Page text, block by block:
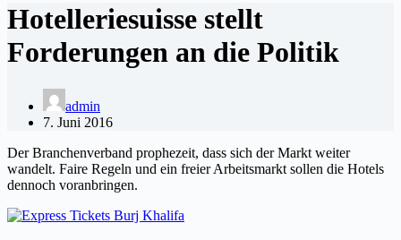
Hotelleriesuisse stellt
Forderungen an die Politik
admin
7. Juni 2016
Der Branchenverband prophezeit, dass sich der Markt weiter
wandelt. Faire Regeln und ein freier Arbeitsmarkt sollen die Hotels
dennoch voranbringen.